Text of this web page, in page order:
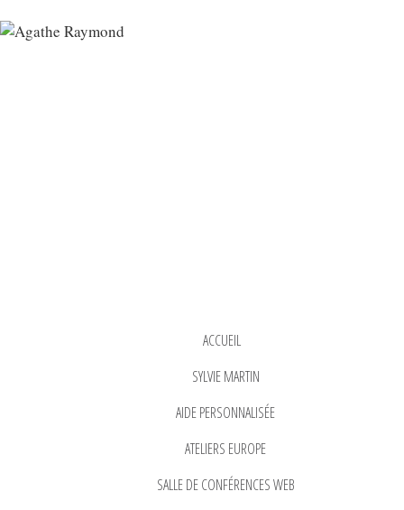
ACCUEIL
SYLVIE MARTIN
AIDE PERSONNALISÉE
ATELIERS EUROPE
SALLE DE CONFÉRENCES WEB